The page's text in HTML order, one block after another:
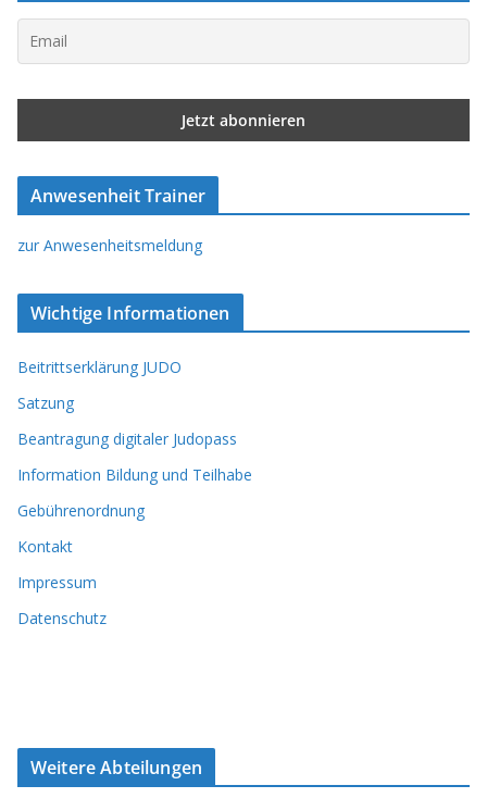
Anwesenheit Trainer
zur Anwesenheitsmeldung
Wichtige Informationen
Beitrittserklärung JUDO
Satzung
Beantragung digitaler Judopass
Information Bildung und Teilhabe
Gebührenordnung
Kontakt
Impressum
Datenschutz
Weitere Abteilungen